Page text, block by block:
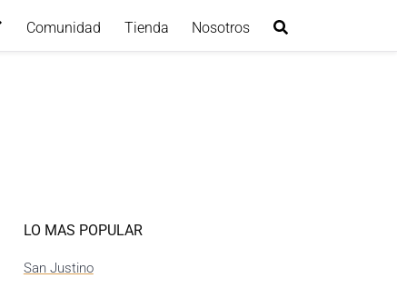
Comunidad Tienda Nosotros
LO MAS POPULAR
San Justino